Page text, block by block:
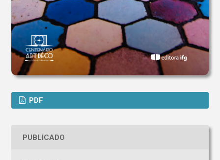
PDF
PUBLICADO